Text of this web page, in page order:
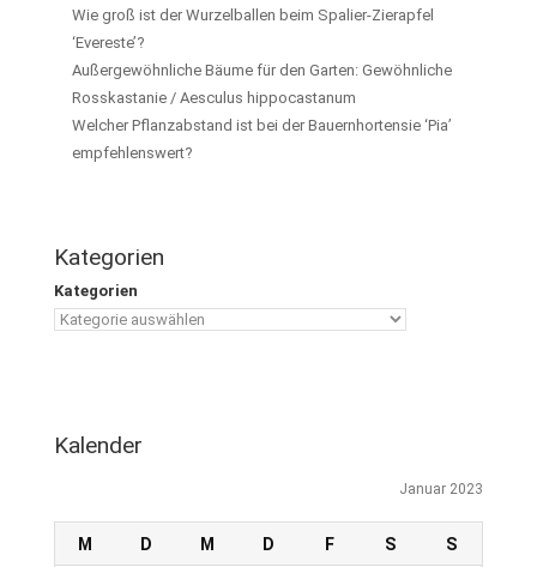
Wie groß ist der Wurzelballen beim Spalier-Zierapfel
‘Evereste’?
Außergewöhnliche Bäume für den Garten: Gewöhnliche
Rosskastanie / Aesculus hippocastanum
Welcher Pflanzabstand ist bei der Bauernhortensie ‘Pia’
empfehlenswert?
Kategorien
Kategorien
Kalender
Januar 2023
M D M D F S S